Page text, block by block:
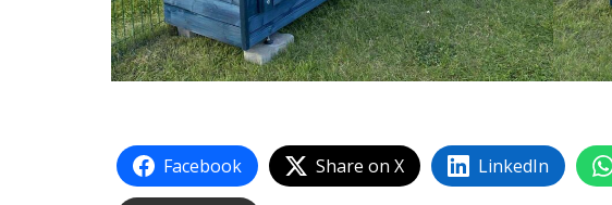
Facebook Share on X LinkedIn